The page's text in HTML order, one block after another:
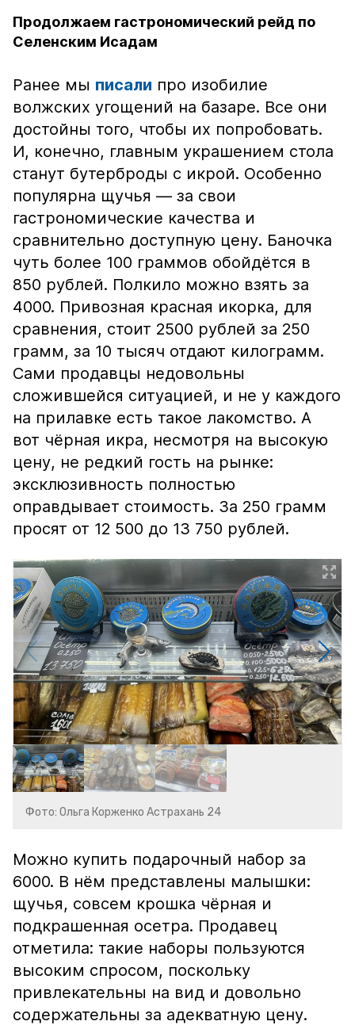
Продолжаем гастрономический рейд по
Селенским Исадам
Ранее мы писали про изобилие
волжских угощений на базаре. Все они
достойны того, чтобы их попробовать.
И, конечно, главным украшением стола
станут бутерброды с икрой. Особенно
популярна щучья — за свои
гастрономические качества и
сравнительно доступную цену. Баночка
чуть более 100 граммов обойдётся в
850 рублей. Полкило можно взять за
4000. Привозная красная икорка, для
сравнения, стоит 2500 рублей за 250
грамм, за 10 тысяч отдают килограмм.
Сами продавцы недовольны
сложившейся ситуацией, и не у каждого
на прилавке есть такое лакомство. А
вот чёрная икра, несмотря на высокую
цену, не редкий гость на рынке:
эксклюзивность полностью
оправдывает стоимость. За 250 грамм
просят от 12 500 до 13 750 рублей.
Фото: Ольга Корженко Астрахань 24
Можно купить подарочный набор за
6000. В нём представлены малышки:
щучья, совсем крошка чёрная и
подкрашенная осетра. Продавец
отметила: такие наборы пользуются
высоким спросом, поскольку
привлекательны на вид и довольно
содержательны за адекватную цену.